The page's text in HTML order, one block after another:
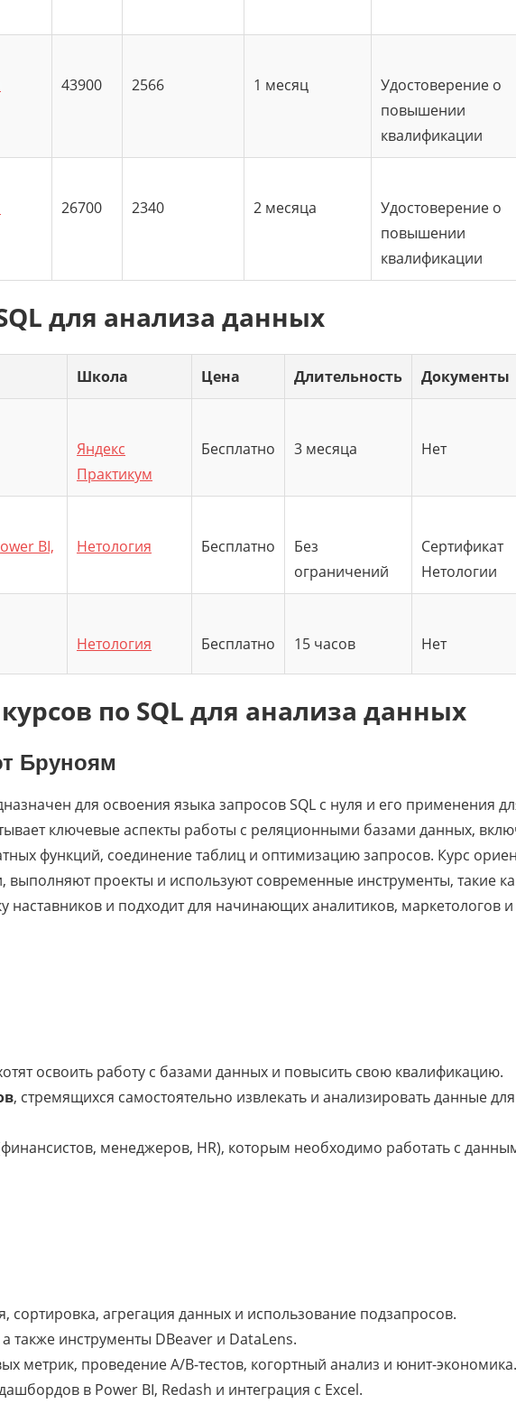
43900 2566 1 месяц
Удостоверение о
повышении
квалификации
26700 2340 2 месяца
Удостоверение о
повышении
квалификации
для анализа данных
Школа Цена Длительность Документы
Яндекс
Практикум
Бесплатно 3 месяца Нет
BI,
Нетология Бесплатно
Без
ограничений
Сертификат
Нетологии
Нетология Бесплатно 15 часов Нет
по SQL для анализа данных
Бруноям
для освоения языка запросов SQL с нуля и его применения
ключевые аспекты работы с реляционными базами данных,
функций, соединение таблиц и оптимизацию запросов. Курс
проекты и используют современные инструменты, такие
наставников и подходит для начинающих аналитиков, маркетологов
освоить работу с базами данных и повысить свою квалификацию.
, стремящихся самостоятельно извлекать и анализировать данные
менеджеров, HR), которым необходимо работать с
сортировка, агрегация данных и использование подзапросов.
также инструменты DBeaver и DataLens.
метрик, проведение A/B-тестов, когортный анализ и юнит-экономика.
в Power BI, Redash и интеграция с Excel.